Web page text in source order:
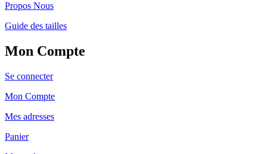
Propos Nous
Guide des tailles
Mon Compte
Se connecter
Mon Compte
Mes adresses
Panier